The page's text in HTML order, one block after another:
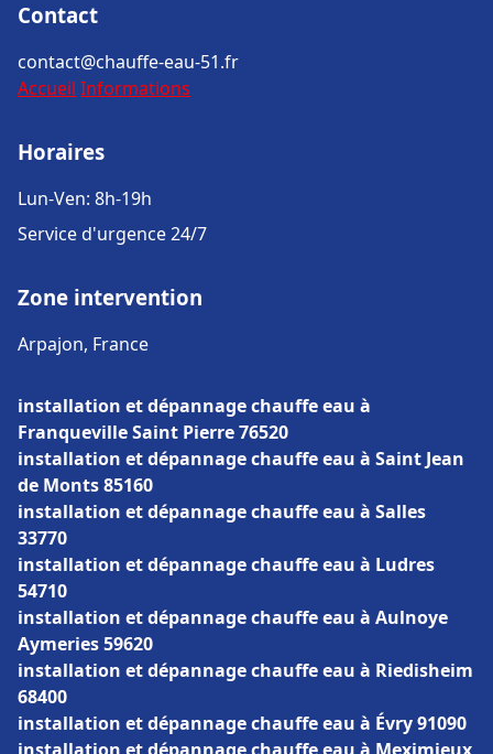
Contact
contact@chauffe-eau-51.fr
Accueil Informations
Horaires
Lun-Ven: 8h-19h
Service d'urgence 24/7
Zone intervention
Arpajon, France
installation et dépannage chauffe eau à
Franqueville Saint Pierre 76520
installation et dépannage chauffe eau à Saint Jean
de Monts 85160
installation et dépannage chauffe eau à Salles
33770
installation et dépannage chauffe eau à Ludres
54710
installation et dépannage chauffe eau à Aulnoye
Aymeries 59620
installation et dépannage chauffe eau à Riedisheim
68400
installation et dépannage chauffe eau à Évry 91090